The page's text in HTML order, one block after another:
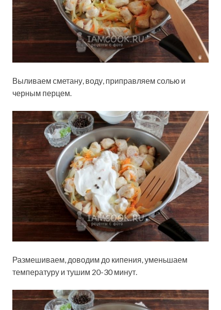
Выливаем сметану, воду, приправляем солью и
черным перцем.
Размешиваем, доводим до кипения, уменьшаем
температуру и тушим 20-30 минут.